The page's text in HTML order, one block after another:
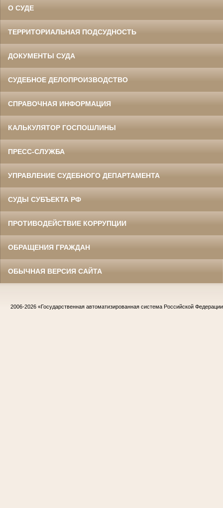
О СУДЕ
ТЕРРИТОРИАЛЬНАЯ ПОДСУДНОСТЬ
ДОКУМЕНТЫ СУДА
СУДЕБНОЕ ДЕЛОПРОИЗВОДСТВО
СПРАВОЧНАЯ ИНФОРМАЦИЯ
КАЛЬКУЛЯТОР ГОСПОШЛИНЫ
ПРЕСС-СЛУЖБА
УПРАВЛЕНИЕ СУДЕБНОГО ДЕПАРТАМЕНТА
СУДЫ СУБЪЕКТА РФ
ПРОТИВОДЕЙСТВИЕ КОРРУПЦИИ
ОБРАЩЕНИЯ ГРАЖДАН
ОБЫЧНАЯ ВЕРСИЯ САЙТА
2006-2026 «Государственная автоматизированная система Российской